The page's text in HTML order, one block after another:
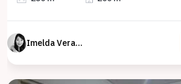
Imelda Veranika